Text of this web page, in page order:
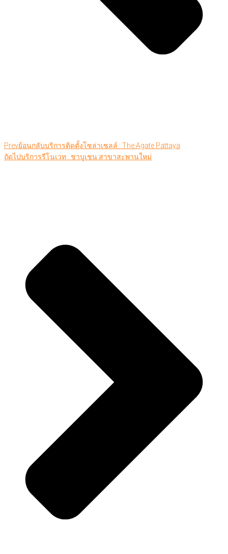
Prevย้อนกลับบริการติดตั้งโซล่าเซลล์ : The Agate Pattaya
ถัดไปบริการรีโนเวท : ชาบูเชน สาขาสะพานใหม่